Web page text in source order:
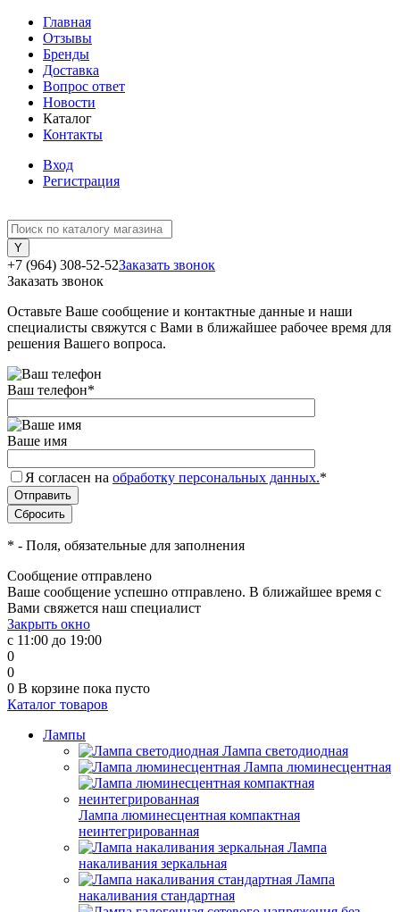
Главная
Отзывы
Бренды
Доставка
Вопрос ответ
Новости
Каталог
Контакты
Вход
Регистрация
+7 (964) 308-52-52Заказать звонок
Заказать звонок
Оставьте Ваше сообщение и контактные данные и наши
специалисты свяжутся с Вами в ближайшее рабочее время для
решения Вашего вопроса.
Ваш телефон*
Ваше имя
Я согласен на обработку персональных данных.*
* - Поля, обязательные для заполнения
Сообщение отправлено
Ваше сообщение успешно отправлено. В ближайшее время с
Вами свяжется наш специалист
Закрыть окно
с 11:00 до 19:00
0
0
0 В корзине пока пусто
Каталог товаров
Лампы
Лампа светодиодная
Лампа люминесцентная
Лампа люминесцентная компактная
неинтегрированная
Лампа
накаливания зеркальная
Лампа
накаливания стандартная